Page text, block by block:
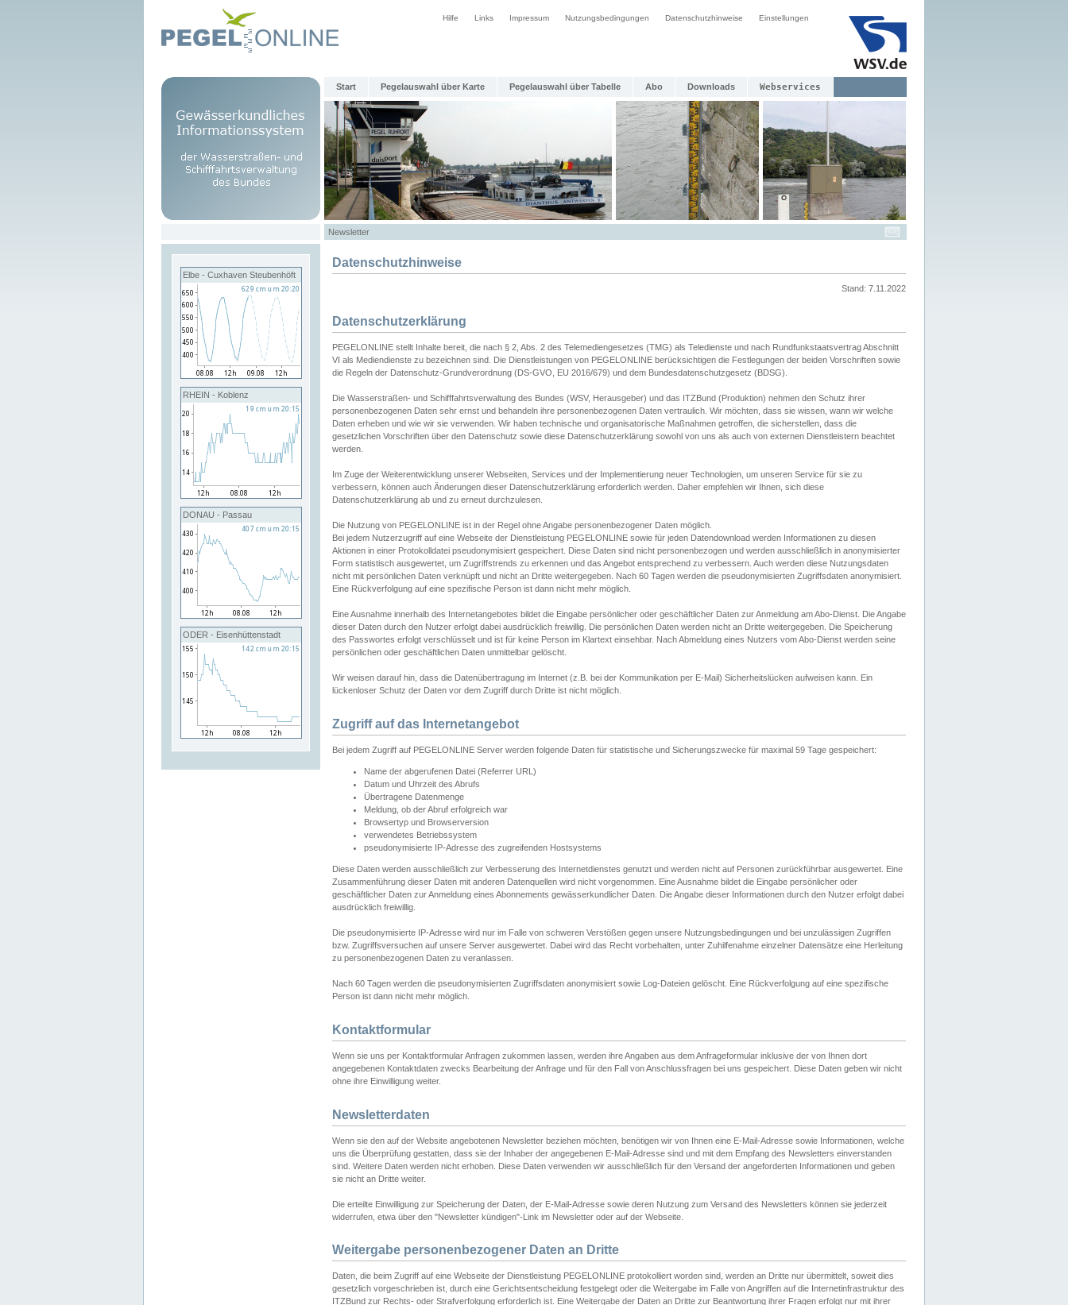
Hilfe Links Impressum Nutzungsbedingungen Datenschutzhinweise Einstellungen
Start Pegelauswahl über Karte Pegelauswahl über Tabelle Abo Downloads Webservices
Newsletter
Elbe - Cuxhaven Steubenhöft
RHEIN - Koblenz
DONAU - Passau
ODER - Eisenhüttenstadt
Datenschutzhinweise
Stand: 7.11.2022
Datenschutzerklärung
PEGELONLINE stellt Inhalte bereit, die nach § 2, Abs. 2 des Telemediengesetzes (TMG) als Teledienste und nach Rundfunkstaatsvertrag Abschnitt
VI als Mediendienste zu bezeichnen sind. Die Dienstleistungen von PEGELONLINE berücksichtigen die Festlegungen der beiden Vorschriften sowie
die Regeln der Datenschutz-Grundverordnung (DS-GVO, EU 2016/679) und dem Bundesdatenschutzgesetz (BDSG).
Die Wasserstraßen- und Schifffahrtsverwaltung des Bundes (WSV, Herausgeber) und das ITZBund (Produktion) nehmen den Schutz ihrer
personenbezogenen Daten sehr ernst und behandeln ihre personenbezogenen Daten vertraulich. Wir möchten, dass sie wissen, wann wir welche
Daten erheben und wie wir sie verwenden. Wir haben technische und organisatorische Maßnahmen getroffen, die sicherstellen, dass die
gesetzlichen Vorschriften über den Datenschutz sowie diese Datenschutzerklärung sowohl von uns als auch von externen Dienstleistern beachtet
werden.
Im Zuge der Weiterentwicklung unserer Webseiten, Services und der Implementierung neuer Technologien, um unseren Service für sie zu
verbessern, können auch Änderungen dieser Datenschutzerklärung erforderlich werden. Daher empfehlen wir Ihnen, sich diese
Datenschutzerklärung ab und zu erneut durchzulesen.
Die Nutzung von PEGELONLINE ist in der Regel ohne Angabe personenbezogener Daten möglich.
Bei jedem Nutzerzugriff auf eine Webseite der Dienstleistung PEGELONLINE sowie für jeden Datendownload werden Informationen zu diesen
Aktionen in einer Protokolldatei pseudonymisiert gespeichert. Diese Daten sind nicht personenbezogen und werden ausschließlich in anonymisierter
Form statistisch ausgewertet, um Zugriffstrends zu erkennen und das Angebot entsprechend zu verbessern. Auch werden diese Nutzungsdaten
nicht mit persönlichen Daten verknüpft und nicht an Dritte weitergegeben. Nach 60 Tagen werden die pseudonymisierten Zugriffsdaten anonymisiert.
Eine Rückverfolgung auf eine spezifische Person ist dann nicht mehr möglich.
Eine Ausnahme innerhalb des Internetangebotes bildet die Eingabe persönlicher oder geschäftlicher Daten zur Anmeldung am Abo-Dienst. Die Angabe
dieser Daten durch den Nutzer erfolgt dabei ausdrücklich freiwillig. Die persönlichen Daten werden nicht an Dritte weitergegeben. Die Speicherung
des Passwortes erfolgt verschlüsselt und ist für keine Person im Klartext einsehbar. Nach Abmeldung eines Nutzers vom Abo-Dienst werden seine
persönlichen oder geschäftlichen Daten unmittelbar gelöscht.
Wir weisen darauf hin, dass die Datenübertragung im Internet (z.B. bei der Kommunikation per E-Mail) Sicherheitslücken aufweisen kann. Ein
lückenloser Schutz der Daten vor dem Zugriff durch Dritte ist nicht möglich.
Zugriff auf das Internetangebot
Bei jedem Zugriff auf PEGELONLINE Server werden folgende Daten für statistische und Sicherungszwecke für maximal 59 Tage gespeichert:
Name der abgerufenen Datei (Referrer URL)
Datum und Uhrzeit des Abrufs
Übertragene Datenmenge
Meldung, ob der Abruf erfolgreich war
Browsertyp und Browserversion
verwendetes Betriebssystem
pseudonymisierte IP-Adresse des zugreifenden Hostsystems
Diese Daten werden ausschließlich zur Verbesserung des Internetdienstes genutzt und werden nicht auf Personen zurückführbar ausgewertet. Eine
Zusammenführung dieser Daten mit anderen Datenquellen wird nicht vorgenommen. Eine Ausnahme bildet die Eingabe persönlicher oder
geschäftlicher Daten zur Anmeldung eines Abonnements gewässerkundlicher Daten. Die Angabe dieser Informationen durch den Nutzer erfolgt dabei
ausdrücklich freiwillig.
Die pseudonymisierte IP-Adresse wird nur im Falle von schweren Verstößen gegen unsere Nutzungsbedingungen und bei unzulässigen Zugriffen
bzw. Zugriffsversuchen auf unsere Server ausgewertet. Dabei wird das Recht vorbehalten, unter Zuhilfenahme einzelner Datensätze eine Herleitung
zu personenbezogenen Daten zu veranlassen.
Nach 60 Tagen werden die pseudonymisierten Zugriffsdaten anonymisiert sowie Log-Dateien gelöscht. Eine Rückverfolgung auf eine spezifische
Person ist dann nicht mehr möglich.
Kontaktformular
Wenn sie uns per Kontaktformular Anfragen zukommen lassen, werden ihre Angaben aus dem Anfrageformular inklusive der von Ihnen dort
angegebenen Kontaktdaten zwecks Bearbeitung der Anfrage und für den Fall von Anschlussfragen bei uns gespeichert. Diese Daten geben wir nicht
ohne ihre Einwilligung weiter.
Newsletterdaten
Wenn sie den auf der Website angebotenen Newsletter beziehen möchten, benötigen wir von Ihnen eine E-Mail-Adresse sowie Informationen, welche
uns die Überprüfung gestatten, dass sie der Inhaber der angegebenen E-Mail-Adresse sind und mit dem Empfang des Newsletters einverstanden
sind. Weitere Daten werden nicht erhoben. Diese Daten verwenden wir ausschließlich für den Versand der angeforderten Informationen und geben
sie nicht an Dritte weiter.
Die erteilte Einwilligung zur Speicherung der Daten, der E-Mail-Adresse sowie deren Nutzung zum Versand des Newsletters können sie jederzeit
widerrufen, etwa über den "Newsletter kündigen"-Link im Newsletter oder auf der Webseite.
Weitergabe personenbezogener Daten an Dritte
Daten, die beim Zugriff auf eine Webseite der Dienstleistung PEGELONLINE protokolliert worden sind, werden an Dritte nur übermittelt, soweit dies
gesetzlich vorgeschrieben ist, durch eine Gerichtsentscheidung festgelegt oder die Weitergabe im Falle von Angriffen auf die Internetinfrastruktur des
ITZBund zur Rechts- oder Strafverfolgung erforderlich ist. Eine Weitergabe der Daten an Dritte zur Beantwortung ihrer Fragen erfolgt nur mit ihrer